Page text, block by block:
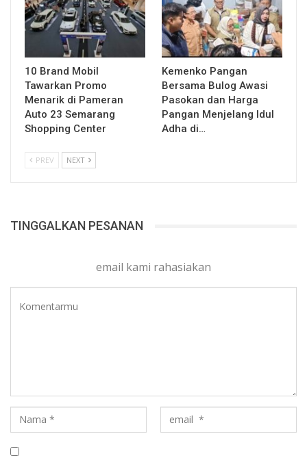
10 Brand Mobil
Tawarkan Promo
Menarik di Pameran
Auto 23 Semarang
Shopping Center
Kemenko Pangan
Bersama Bulog Awasi
Pasokan dan Harga
Pangan Menjelang Idul
Adha di…
PREV NEXT
TINGGALKAN PESANAN
email kami rahasiakan